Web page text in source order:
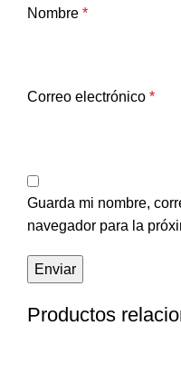
Nombre *
Correo electrónico *
Guarda mi nombre,
navegador para la
Productos